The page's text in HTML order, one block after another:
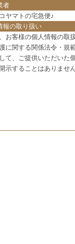
者
ヤマトの宅急便♪
報の取り扱い
お客様の個人情報の取
に関する関係法令・規
て、ご提供いただいた
示することはありませ